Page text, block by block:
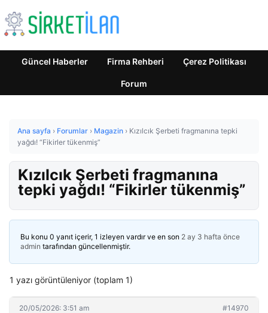
Güncel Haberler Firma Rehberi Çerez Politikası
Forum
Ana sayfa › Forumlar › Magazin › Kızılcık Şerbeti fragmanına tepki
yağdı! “Fikirler tükenmiş”
Kızılcık Şerbeti fragmanına
tepki yağdı! “Fikirler tükenmiş”
Bu konu 0 yanıt içerir, 1 izleyen vardır ve en son 2 ay 3 hafta önce
admin tarafından güncellenmiştir.
1 yazı görüntüleniyor (toplam 1)
20/05/2026: 3:51 am #14970